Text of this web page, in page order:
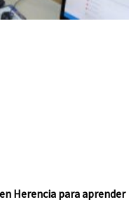
Herencia para aprender